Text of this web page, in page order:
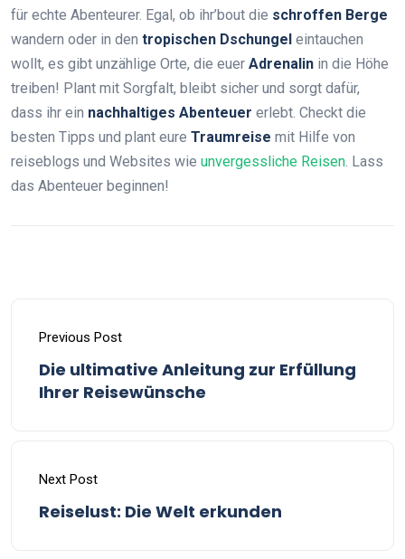
für echte Abenteurer. Egal, ob ihr’bout die schroffen Berge
wandern oder in den tropischen Dschungel eintauchen
wollt, es gibt unzählige Orte, die euer Adrenalin in die Höhe
treiben! Plant mit Sorgfalt, bleibt sicher und sorgt dafür,
dass ihr ein nachhaltiges Abenteuer erlebt. Checkt die
besten Tipps und plant eure Traumreise mit Hilfe von
reiseblogs und Websites wie unvergessliche Reisen. Lass
das Abenteuer beginnen!
Previous Post
Die ultimative Anleitung zur Erfüllung
Ihrer Reisewünsche
Next Post
Reiselust: Die Welt erkunden